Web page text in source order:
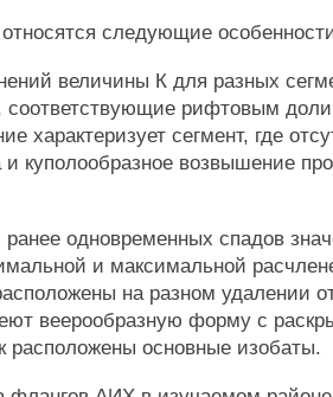
следующие
величины К для разных
соответствующие рифтовым
характеризует сегмент, где
куполообразное возвышение
ранее одновременных спадов
и максимальной
на разном удалении
веерообразную форму с
расположены основные изобаты.